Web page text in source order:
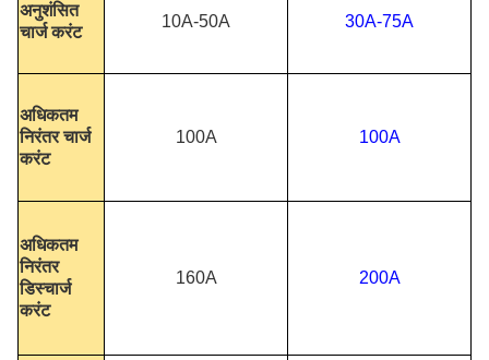
अनुशंसित
चार्ज करंट
10A-50A 30A-75A
अधिकतम
निरंतर चार्ज
करंट
100A 100A
अधिकतम
निरंतर
डिस्चार्ज
करंट
160A 200A